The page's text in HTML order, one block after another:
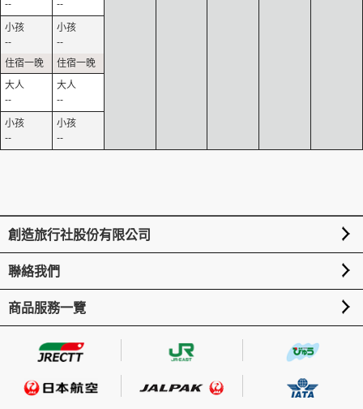
--
--
--
--
--
--
--
--
創造旅行社股份有限公司
聯絡我們
商品服務一覽